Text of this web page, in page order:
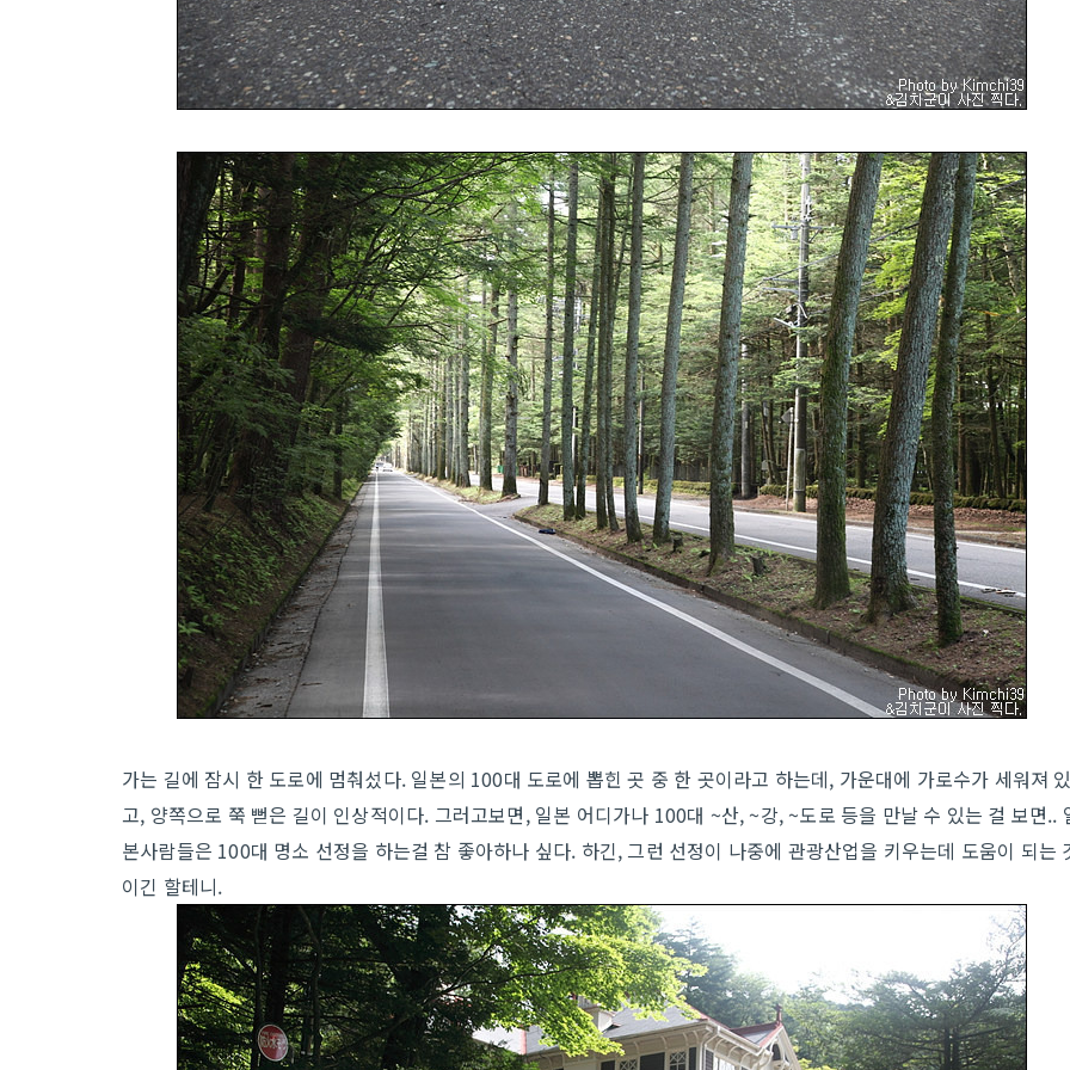
가는 길에 잠시 한 도로에 멈춰섰다. 일본의 100대 도로에 뽑힌 곳 중 한 곳이라고 하는데, 가운대에 가로수가 세워져 있
고, 양쪽으로 쭉 뻗은 길이 인상적이다. 그러고보면, 일본 어디가나 100대 ~산, ~강, ~도로 등을 만날 수 있는 걸 보면..
본사람들은 100대 명소 선정을 하는걸 참 좋아하나 싶다. 하긴, 그런 선정이 나중에 관광산업을 키우는데 도움이 되는
이긴 할테니.